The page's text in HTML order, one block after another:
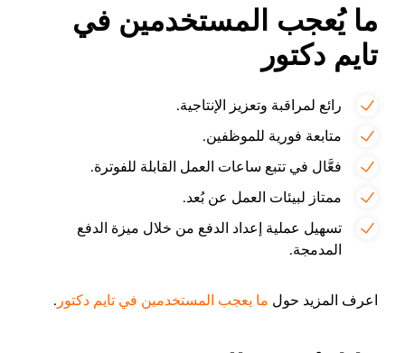
ما يُعجب المستخدمين في
تايم دكتور
رائع لمراقبة وتعزيز الإنتاجية.
متابعة فورية للموظفين.
فعَّال في تتبع ساعات العمل القابلة للفوترة.
ممتاز لبيئات العمل عن بُعد.
تسهيل عملية إعداد الدفع من خلال ميزة الدفع
المدمجة.
اعرف المزيد حول ما يعجب المستخدمين في تايم دكتور .